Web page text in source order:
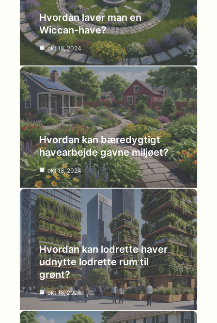
Hvordan laver man en
Wiccan-have?
okt 18, 2024
Hvordan kan bæredygtigt
havearbejde gavne miljøet?
okt 18, 2024
Hvordan kan lodrette haver
udnytte lodrette rum til
grønt?
okt 18, 2024